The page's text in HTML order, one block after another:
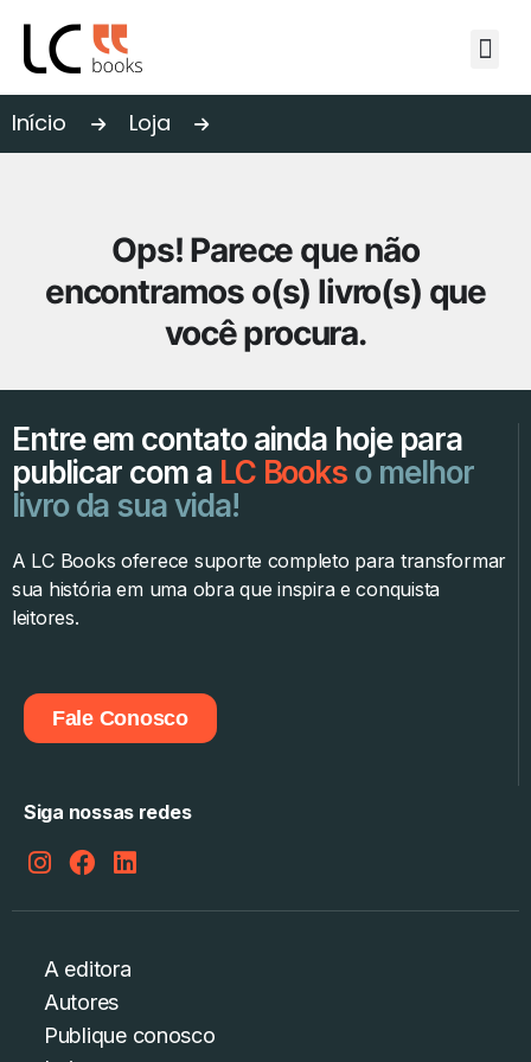
Início Loja
Ops! Parece que não
encontramos o(s) livro(s) que
você procura.
Entre em contato ainda hoje para
publicar com a LC Books o melhor
livro da sua vida!
A LC Books oferece suporte completo para transformar
sua história em uma obra que inspira e conquista
leitores.
Fale Conosco
Siga nossas redes
A editora
Autores
Publique conosco